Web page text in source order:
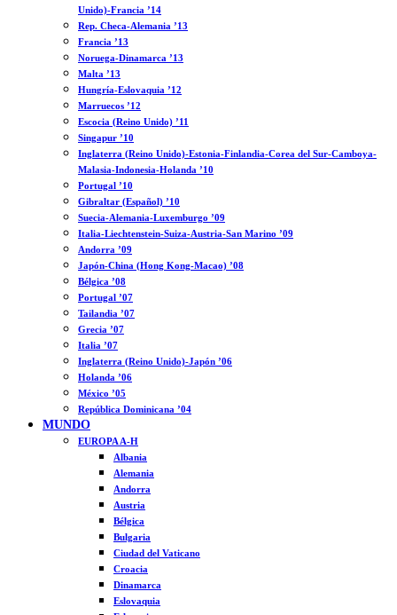
Unido)-Francia ’14
Rep. Checa-Alemania ’13
Francia ’13
Noruega-Dinamarca ’13
Malta ’13
Hungría-Eslovaquia ’12
Marruecos ’12
Escocia (Reino Unido) ’11
Singapur ’10
Inglaterra (Reino Unido)-Estonia-Finlandia-Corea del Sur-Camboya-
Malasia-Indonesia-Holanda ’10
Portugal ’10
Gibraltar (Español) ’10
Suecia-Alemania-Luxemburgo ’09
Italia-Liechtenstein-Suiza-Austria-San Marino ’09
Andorra ’09
Japón-China (Hong Kong-Macao) ’08
Bélgica ’08
Portugal ’07
Tailandia ’07
Grecia ’07
Italia ’07
Inglaterra (Reino Unido)-Japón ’06
Holanda ’06
México ’05
República Dominicana ’04
MUNDO
EUROPA A-H
Albania
Alemania
Andorra
Austria
Bélgica
Bulgaria
Ciudad del Vaticano
Croacia
Dinamarca
Eslovaquia